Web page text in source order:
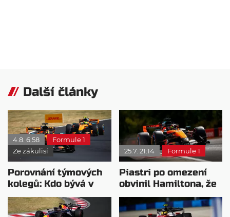
Další články
4.8. 6:58
Formule 1
Ze zákulisí
Porovnání týmových
kolegů: Kdo bývá v
sobotu nejrychlejší?
25.7. 21:14 Formule 1
Piastri po omezení
obvinil Hamiltona, že
nesleduje zpětná
zrcátka